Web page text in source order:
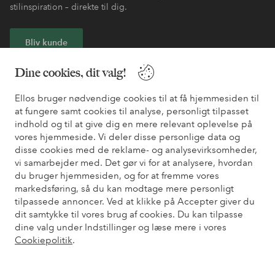
Dine cookies, dit valg!
Ellos bruger nødvendige cookies til at få hjemmesiden til
at fungere samt cookies til analyse, personligt tilpasset
indhold og til at give dig en mere relevant oplevelse på
vores hjemmeside. Vi deler disse personlige data og
disse cookies med de reklame- og analysevirksomheder,
vi samarbejder med. Det gør vi for at analysere, hvordan
du bruger hjemmesiden, og for at fremme vores
markedsføring, så du kan modtage mere personligt
tilpassede annoncer. Ved at klikke på Accepter giver du
dit samtykke til vores brug af cookies. Du kan tilpasse
dine valg under Indstillinger og læse mere i vores
Cookiepolitik.
stilinspiration – direkte til dig.
Bliv kunde
* Se tilbudsbetingelser ved registrering
Har du brug for hjælp?
Du kan finde svar på de oftest stillede spørgsmål i vores FAQ.
Du kan også finde oplysninger om, hvordan du kontakter os.
Kundeservice Bestilling Betalingsmåde
Mine sider